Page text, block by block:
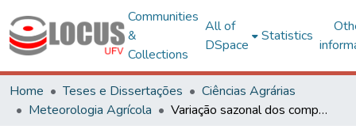
Communities
&
Collections
All of
DSpace
Statistics
Home Teses e Dissertações
Ciências Agrárias
Meteorologia Agrícola
Variação sazonal dos componentes do balanço de radiação e energia sobre a floresta de Caxiuanã